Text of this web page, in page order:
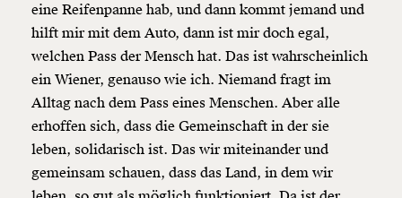
eine Reifenpanne hab, und dann kommt jemand und
hilft mir mit dem Auto, dann ist mir doch egal,
welchen Pass der Mensch hat. Das ist wahrscheinlich
ein Wiener, genauso wie ich. Niemand fragt im
Alltag nach dem Pass eines Menschen. Aber alle
erhoffen sich, dass die Gemeinschaft in der sie
leben, solidarisch ist. Das wir miteinander und
gemeinsam schauen, dass das Land, in dem wir